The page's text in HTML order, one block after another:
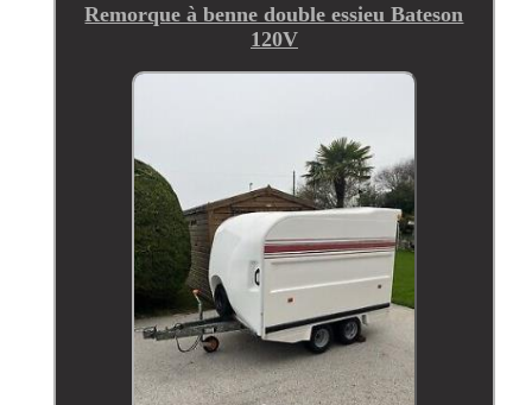
Remorque à benne double essieu Bateson
120V